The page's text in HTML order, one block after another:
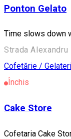
Ponton Gelato
Time slows down
Strada Alexandru
Cofetărie /
Închis
Cake Store
Cofetaria Cake